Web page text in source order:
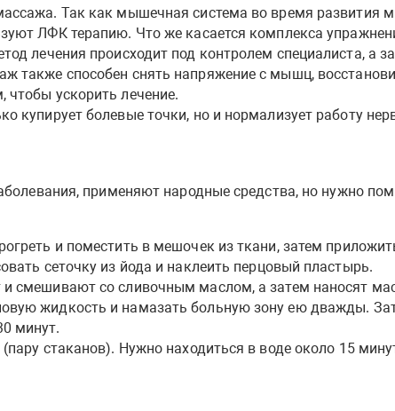
Так как мышечная система во время развития
ЛФК терапию. Что же касается комплекса
лечения происходит под контролем специалиста, а
также способен снять напряжение с мышц,
ускорить лечение.
купирует болевые точки, но и нормализует работу
применяют народные средства, но нужно
и поместить в мешочек из ткани, затем
сеточку из йода и наклеить перцовый пластырь.
смешивают со сливочным маслом, а затем наносят
жидкость и намазать больную зону ею дважды.
минут.
стаканов). Нужно находиться в воде около 15